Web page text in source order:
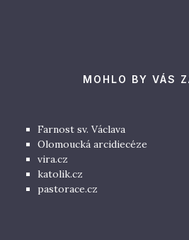
MOHLO BY VÁS
Farnost sv. Václava
Olomoucká arcidiecéze
vira.cz
katolik.cz
pastorace.cz